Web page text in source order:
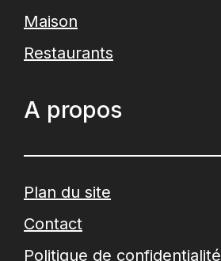
Maison
Restaurants
A propos
Plan du site
Contact
Politique de confidentialité